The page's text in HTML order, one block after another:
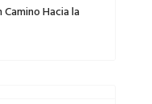
Hacia la